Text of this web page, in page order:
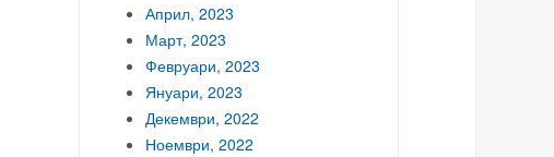
Април, 2023
Март, 2023
Февруари, 2023
Януари, 2023
Декември, 2022
Ноември, 2022